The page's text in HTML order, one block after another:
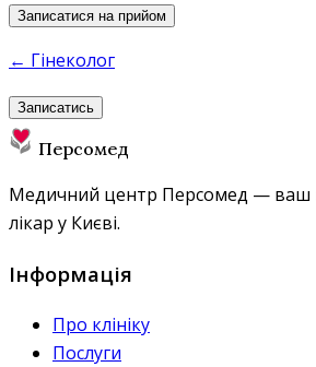
Записатися на прийом
← Гінеколог
Записатись
Персомед
Медичний центр Персомед — ваш
лікар у Києві.
Інформація
Про клініку
Послуги